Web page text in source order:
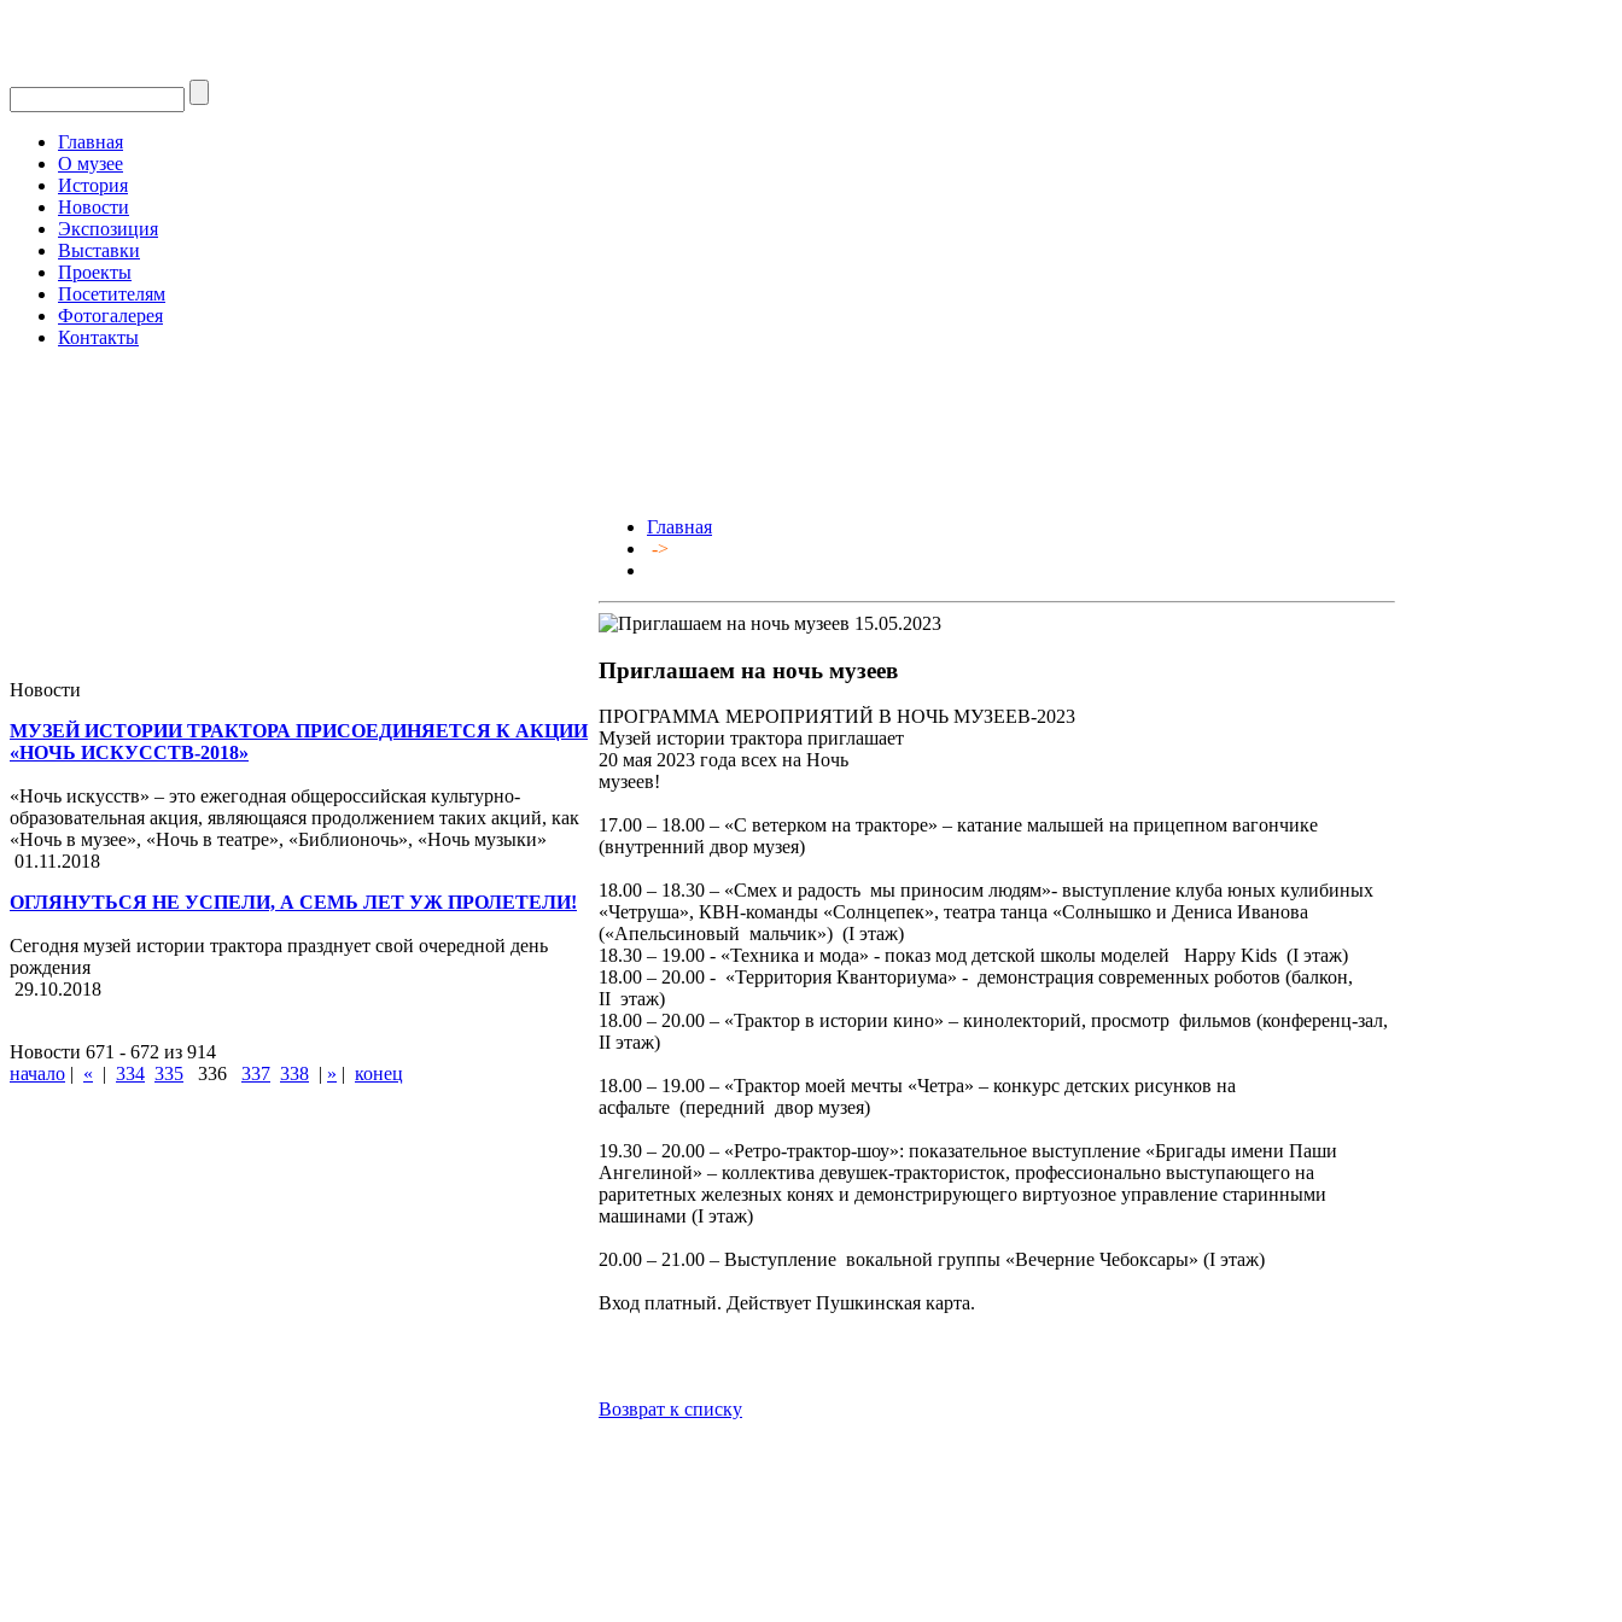
Главная
О музее
История
Новости
Экспозиция
Выставки
Проекты
Посетителям
Фотогалерея
Контакты
Новости
МУЗЕЙ ИСТОРИИ ТРАКТОРА ПРИСОЕДИНЯЕТСЯ К АКЦИИ
«НОЧЬ ИСКУССТВ-2018»
«Ночь искусств» – это ежегодная общероссийская культурно-
образовательная акция, являющаяся продолжением таких акций, как
«Ночь в музее», «Ночь в театре», «Библионочь», «Ночь музыки»
01.11.2018
ОГЛЯНУТЬСЯ НЕ УСПЕЛИ, А СЕМЬ ЛЕТ УЖ ПРОЛЕТЕЛИ!
Сегодня музей истории трактора празднует свой очередной день
рождения
29.10.2018
Новости 671 - 672 из 914
начало | « | 334 335 336 337 338 | » | конец
Главная
->
15.05.2023
Приглашаем на ночь музеев
ПРОГРАММА МЕРОПРИЯТИЙ В НОЧЬ МУЗЕЕВ-2023
Музей истории трактора приглашает
20 мая 2023 года всех на Ночь
музеев!
17.00 – 18.00 – «С ветерком на тракторе» – катание малышей на прицепном вагончике
(внутренний двор музея)
18.00 – 18.30 – «Смех и радость мы приносим людям»- выступление клуба юных кулибиных
«Четруша», КВН-команды «Солнцепек», театра танца «Солнышко и Дениса Иванова
(«Апельсиновый мальчик») (I этаж)
18.30 – 19.00 - «Техника и мода» - показ мод детской школы моделей Happy Kids (I этаж)
18.00 – 20.00 - «Территория Кванториума» - демонстрация современных роботов (балкон,
II этаж)
18.00 – 20.00 – «Трактор в истории кино» – кинолекторий, просмотр фильмов (конференц-зал,
II этаж)
18.00 – 19.00 – «Трактор моей мечты «Четра» – конкурс детских рисунков на
асфальте (передний двор музея)
19.30 – 20.00 – «Ретро-трактор-шоу»: показательное выступление «Бригады имени Паши
Ангелиной» – коллектива девушек-трактористок, профессионально выступающего на
раритетных железных конях и демонстрирующего виртуозное управление старинными
машинами (I этаж)
20.00 – 21.00 – Выступление вокальной группы «Вечерние Чебоксары» (I этаж)
Вход платный. Действует Пушкинская карта.
Возврат к списку